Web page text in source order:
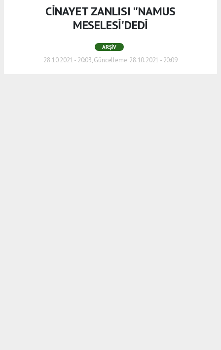
CİNAYET ZANLISI ''NAMUS
MESELESİ'DEDİ
ARŞIV
28.10.2021 - 20:03, Güncelleme: 28.10.2021 - 20:09